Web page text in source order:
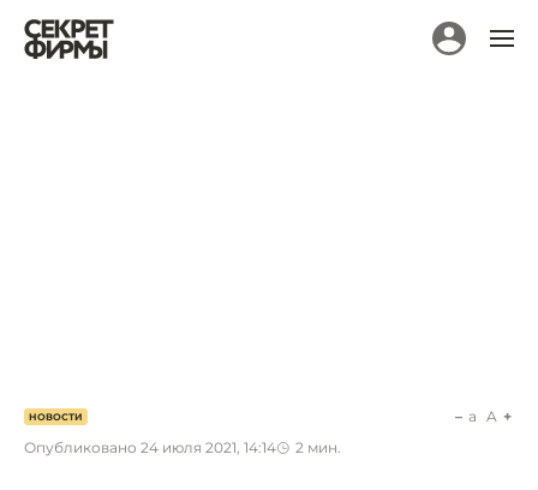
НОВОСТИ
Опубликовано 24 июля 2021, 14:14 2 мин.
a A